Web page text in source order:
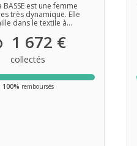
BASSE est une femme
très dynamique. Elle
dans le textile à...
1 672 €
collectés
100% remboursés